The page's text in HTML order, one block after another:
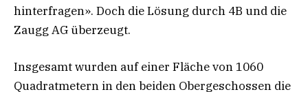
hinterfragen». Doch die Lösung durch 4B und die
Zaugg AG überzeugt.
Insgesamt wurden auf einer Fläche von 1060
Quadratmetern in den beiden Obergeschossen die